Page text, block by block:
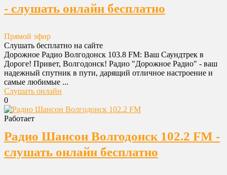
- слушать онлайн бесплатно
Прямой эфир
Слушать бесплатно на сайте
Дорожное Радио Волгодонск 103.8 FM: Ваш Саундтрек в
Дороге! Привет, Волгодонск! Радио "Дорожное Радио" - ваш
надежный спутник в пути, дарящий отличное настроение и
самые любимые ...
Слушать онлайн
0
Работает
Радио Шансон Волгодонск 102.2 FM -
слушать онлайн бесплатно